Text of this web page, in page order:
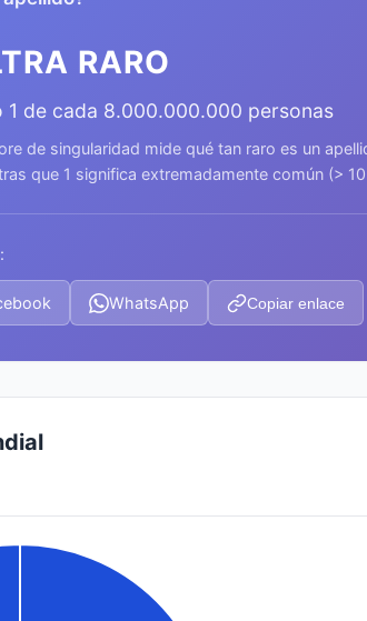
RARO
1 de cada 8.000.000.000 personas
de singularidad mide qué tan raro es un
que 1 significa extremadamente común (>
WhatsApp Copiar enlace